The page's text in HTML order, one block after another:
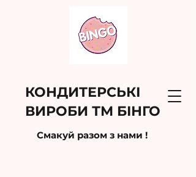
КОНДИТЕРСЬКІ
ВИРОБИ ТМ БІНГО
Смакуй разом з нами !